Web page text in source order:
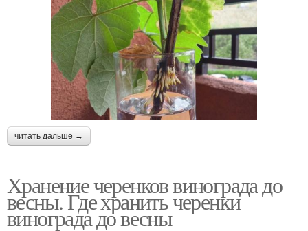
читать дальше →
Хранение черенков винограда до
весны. Где хранить черенки
винограда до весны